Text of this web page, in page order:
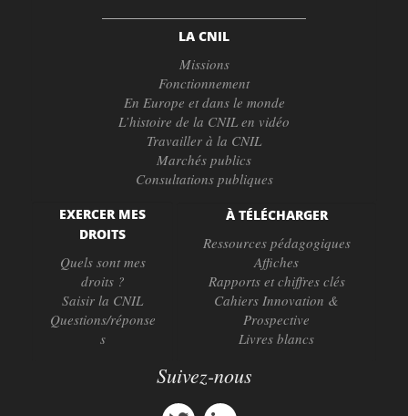
LA CNIL
Missions
Fonctionnement
En Europe et dans le monde
L’histoire de la CNIL en vidéo
Travailler à la CNIL
Marchés publics
Consultations publiques
EXERCER MES
DROITS
Quels sont mes
droits ?
Saisir la CNIL
Questions/réponse
s
À TÉLÉCHARGER
Ressources pédagogiques
Affiches
Rapports et chiffres clés
Cahiers Innovation &
Prospective
Livres blancs
Suivez-nous